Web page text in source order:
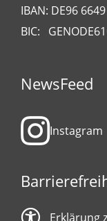
IBAN: DE96
BIC:
NewsFeed
Instagram
Erklärung